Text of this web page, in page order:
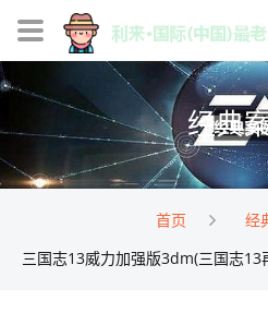
经典
首页
经
三国志13威力加强版3dm(三国志